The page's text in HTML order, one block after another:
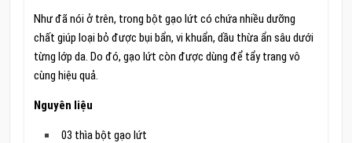
Như đã nói ở trên, trong bột gạo lứt có chứa nhiều dưỡng
chất giúp loại bỏ được bụi bẩn, vi khuẩn, dầu thừa ẩn sâu dưới
từng lớp da. Do đó, gạo lứt còn được dùng để tẩy trang vô
cùng hiệu quả.
Nguyên liệu
03 thìa bột gạo lứt